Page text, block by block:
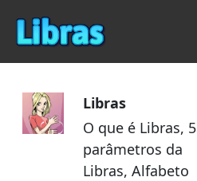
Libras
O que é Libras, 5
parâmetros da
Libras, Alfabeto